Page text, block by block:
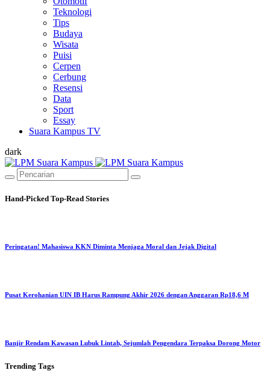
Teknologi
Tips
Budaya
Wisata
Puisi
Cerpen
Cerbung
Resensi
Data
Sport
Essay
Suara Kampus TV
dark
Hand-Picked Top-Read Stories
Peringatan! Mahasiswa KKN Diminta Menjaga Moral dan Jejak Digital
Pusat Kerohanian UIN IB Harus Rampung Akhir 2026 dengan Anggaran Rp18,6 M
Banjir Rendam Kawasan Lubuk Lintah, Sejumlah Pengendara Terpaksa Dorong Motor
Trending Tags